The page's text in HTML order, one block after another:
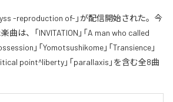
-reproduction of-」が配信開始された。今
は、「INVITATION」「A man who called
」「Yomotsushikome」「Transience」
point^liberty」「parallaxis」を含む全8曲